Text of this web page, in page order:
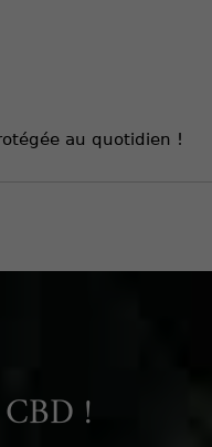
au quotidien !
!